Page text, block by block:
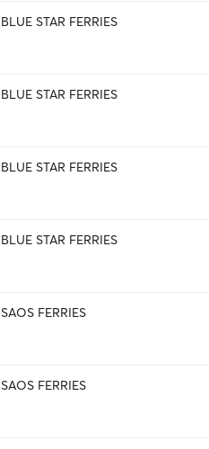
BLUE STAR FERRIES
BLUE STAR FERRIES
BLUE STAR FERRIES
BLUE STAR FERRIES
SAOS FERRIES
SAOS FERRIES